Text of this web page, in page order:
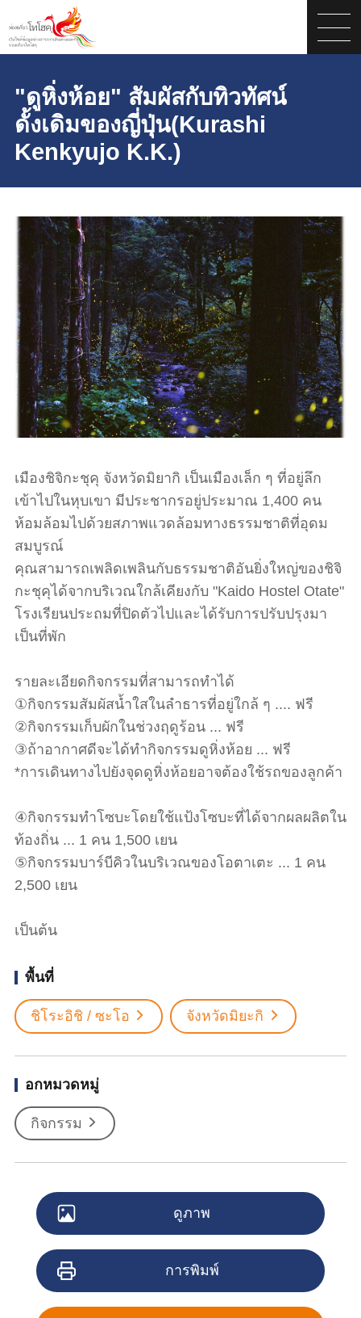
"ดูหิ่งห้อย" สัมผัสกับทิวทัศน์
ดั้งเดิมของญี่ปุ่น(Kurashi
Kenkyujo K.K.)
เมืองชิจิกะชุคุ จังหวัดมิยากิ เป็นเมืองเล็ก ๆ ที่อยู่ลึก
เข้าไปในหุบเขา มีประชากรอยู่ประมาณ 1,400 คน
ห้อมล้อมไปด้วยสภาพแวดล้อมทางธรรมชาติที่อุดม
สมบูรณ์
คุณสามารถเพลิดเพลินกับธรรมชาติอันยิ่งใหญ่ของชิจิ
กะชุคุได้จากบริเวณใกล้เคียงกับ "Kaido Hostel Otate"
โรงเรียนประถมที่ปิดตัวไปและได้รับการปรับปรุงมา
เป็นที่พัก
รายละเอียดกิจกรรมที่สามารถทำได้
①กิจกรรมสัมผัสน้ำใสในลำธารที่อยู่ใกล้ ๆ .... ฟรี
②กิจกรรมเก็บผักในช่วงฤดูร้อน ... ฟรี
③ถ้าอากาศดีจะได้ทำกิจกรรมดูหิ่งห้อย ... ฟรี
*การเดินทางไปยังจุดดูหิ่งห้อยอาจต้องใช้รถของลูกค้า
④กิจกรรมทำโซบะโดยใช้แป้งโซบะที่ได้จากผลผลิตใน
ท้องถิ่น ... 1 คน 1,500 เยน
⑤กิจกรรมบาร์บีคิวในบริเวณของโอตาเตะ ... 1 คน
2,500 เยน
เป็นต้น
พื้นที่
ชิโระอิชิ / ซะโอ จังหวัดมิยะกิ
อกหมวดหมู่
กิจกรรม
ดูภาพ
การพิมพ์